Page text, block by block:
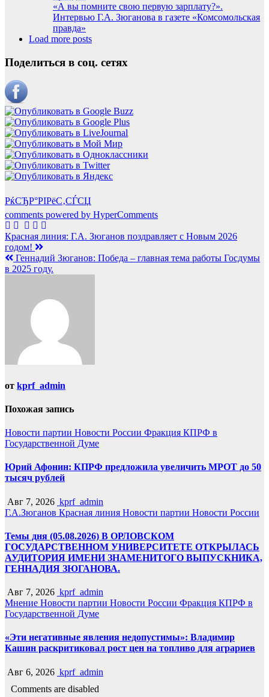
«А вы помните свою первую зарплату?».
Интервью Г.А. Зюганова в газете «Комсомольская
правда»
Load more posts
Поделиться в соц. сетях
РќСЂР°РІРёС‚СЃСЏ
comments powered by HyperComments
Навигация
по
записям
Красная линия: Г.А. Зюганов поздравляет с Новым 2026
годом!
Геннадий Зюганов: Победа – главная тема работы Госдумы
в 2025 году.
от kprf_admin
Похожая запись
Новости партии Новости России Фракция КПРФ в
Государственной Думе
Юрий Афонин: КПРФ предложила увеличить МРОТ до 50
тысяч рублей
Авг 7, 2026 kprf_admin
Г.А.Зюганов Красная линия Новости партии Новости России
Темы дня (05.08.2026) В ОРЛОВСКОМ
ГОСУДАРСТВЕННОМ УНИВЕРСИТЕТЕ ОТКРЫЛАСЬ
АУДИТОРИЯ ИМЕНИ ЗНАМЕНИТОГО ВЫПУСКНИКА,
ГЕННАДИЯ ЗЮГАНОВА.
Авг 7, 2026 kprf_admin
Мнение Новости партии Новости России Фракция КПРФ в
Государственной Думе
«Эти негативные явления недопустимы»: Владимир
Кашин раскритиковал рост цен на топливо для аграриев
Авг 6, 2026 kprf_admin
Comments are disabled